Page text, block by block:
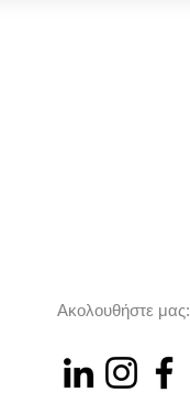
Ακολουθήστε μας: